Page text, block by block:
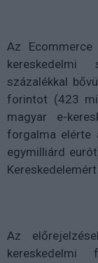
Az
százalékkal
forintot (423
magyar e-
forgalma elérte
egymilliárd
Az
kereskedelmi